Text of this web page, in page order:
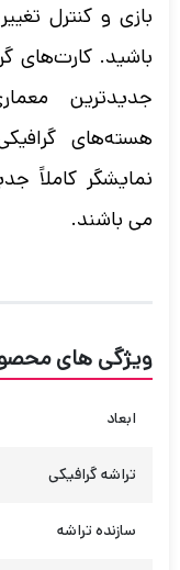
بازی و کنترل
نمایشگر کاملاً
می باشند.
ویژگی های
ابعاد
تراشه گرافیکی
سازنده تراشه